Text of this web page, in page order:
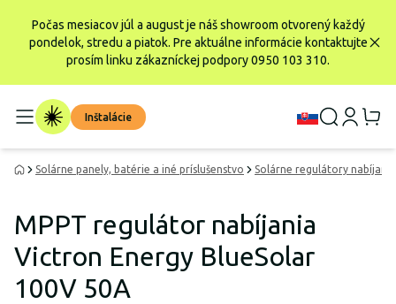
Počas mesiacov júl a august je náš showroom otvorený každý
pondelok, stredu a piatok. Pre aktuálne informácie kontaktujte
prosím linku zákazníckej podpory 0950 103 310.
Inštalácie
Solárne panely, batérie a iné príslušenstvo Solárne regulátory nabíjania
MPPT regulátor nabíjania
Victron Energy BlueSolar
100V 50A